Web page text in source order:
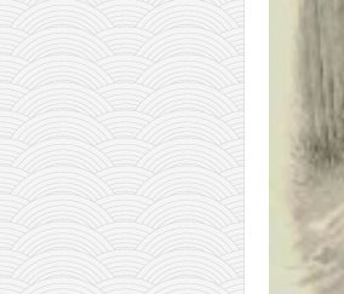
porodične priče
umesto tvitera
kalendar srpski
azbuki i knjige
Okinava karate
najnovije na blogu
moje beleške